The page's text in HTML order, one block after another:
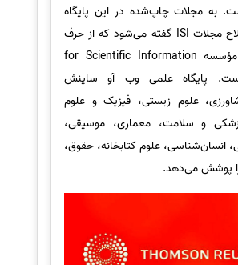
به مجلات چاپ‌شده در این پایگاه
علمی به‌اصطلاح مجلات ISI گفته می‌شود که از حرف
اول کلمات مؤسسه for Scientific Information
پایگاه علمی وب آو ساینش
علوم زیستی، فیزیک و علوم
و سلامت، معماری، موسیقی،
انسان‌شناسی، علوم کتابخانه، حقوق،
را پوشش می‌دهد.